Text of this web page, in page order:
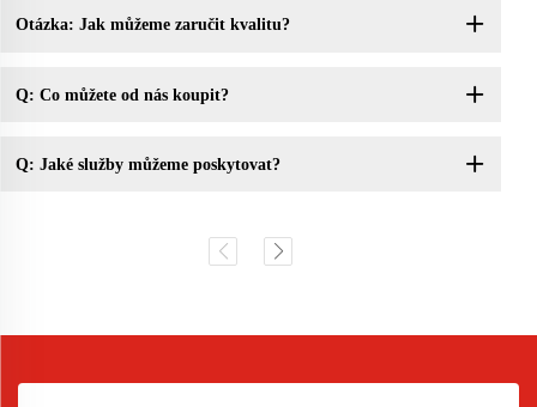
Otázka: Jak můžeme zaručit kvalitu?
Q: Co můžete od nás koupit?
Q: Jaké služby můžeme poskytovat?